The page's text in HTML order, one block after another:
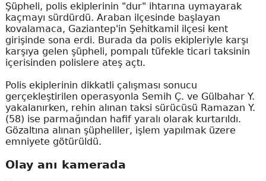
Şüpheli, polis ekiplerinin "dur" ihtarına uymayarak
kaçmayı sürdürdü. Araban ilçesinde başlayan
kovalamaca, Gaziantep'in Şehitkamil ilçesi kent
girişinde sona erdi. Burada da polis ekipleriyle karşı
karşıya gelen şüpheli, pompalı tüfekle ticari taksinin
içerisinden polislere ateş açtı.
Polis ekiplerinin dikkatli çalışması sonucu
gerçekleştirilen operasyonla Semih Ç. ve Gülbahar Y.
yakalanırken, rehin alınan taksi sürücüsü Ramazan Y.
(58) ise parmağından hafif yaralı olarak kurtarıldı.
Gözaltına alınan şüpheliler, işlem yapılmak üzere
emniyete götürüldü.
Olay anı kamerada